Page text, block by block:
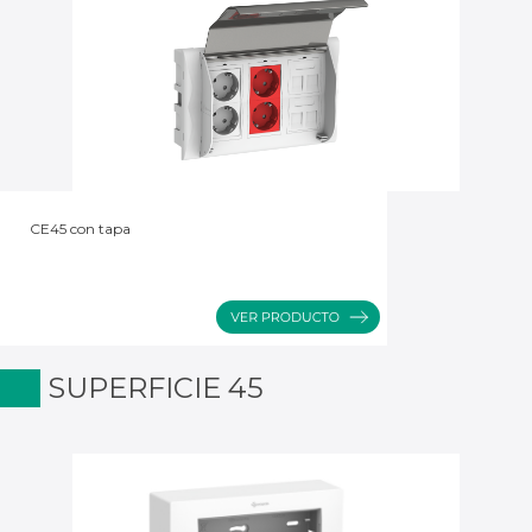
CE45 con tapa
SUPERFICIE 45